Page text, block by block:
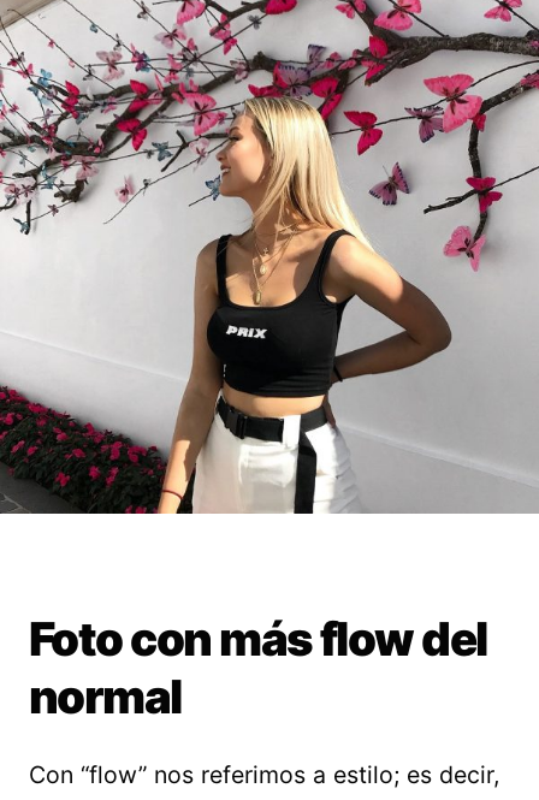
Foto con más flow del
normal
Con “flow” nos referimos a estilo; es decir,